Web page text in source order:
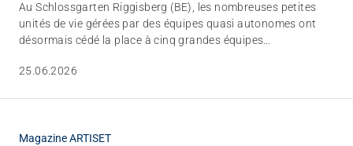
Au Schlossgarten Riggisberg (BE), les nombreuses petites
unités de vie gérées par des équipes quasi autonomes ont
désormais cédé la place à cinq grandes équipes
pour accompagner de manière encore plus individualisée des
une démarche d’aller-vers.
25.06.2026
Magazine ARTISET